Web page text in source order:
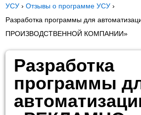
УСУ ›Отзывы о программе УСУ ›
Разработка программы для
ПРОИЗВОДСТВЕННОЙ КОМПАНИИ»
Разработка
программы